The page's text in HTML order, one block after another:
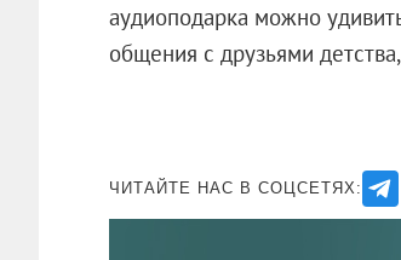
аудиоподарка можно
общения с друзьями
ЧИТАЙТЕ НАС В СОЦСЕТЯХ: